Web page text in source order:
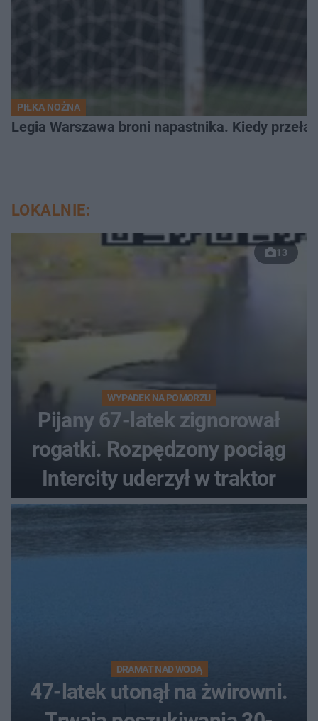
PIŁKA NOŻNA
Legia Warszawa broni napastnika. Kiedy
LOKALNIE:
13
WYPADEK NA POMORZU
Pijany 67-latek zignorował
rogatki. Rozpędzony pociąg
Intercity uderzył w traktor
DRAMAT NAD WODĄ
47-latek utonął na żwirowni.